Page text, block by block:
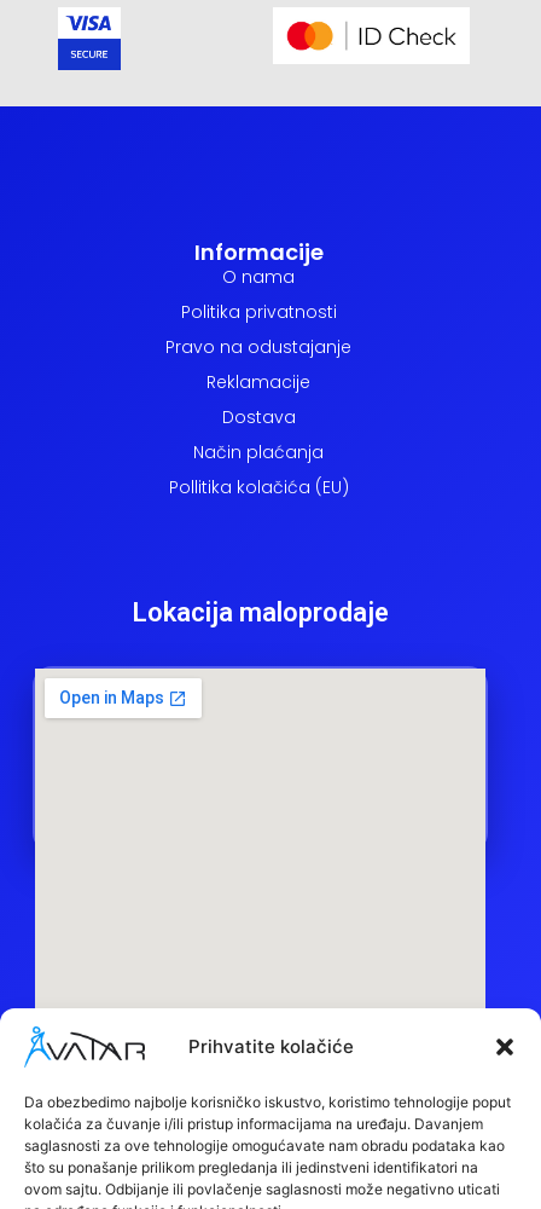
Prihvatite kolačiće
Da obezbedimo najbolje korisničko iskustvo, koristimo tehnologije poput
kolačića za čuvanje i/ili pristup informacijama na uređaju. Davanjem
saglasnosti za ove tehnologije omogućavate nam obradu podataka kao
što su ponašanje prilikom pregledanja ili jedinstveni identifikatori na
ovom sajtu. Odbijanje ili povlačenje saglasnosti može negativno uticati
Maloprodaja:
Despota Stefana Lazarevića BB, 15000, Šabac
Call Centar:+381 66 88 91 694
Informacije
O nama
Politika privatnosti
Pravo na odustajanje
Reklamacije
Dostava
Način plaćanja
Pollitika kolačića (EU)
Lokacija maloprodaje